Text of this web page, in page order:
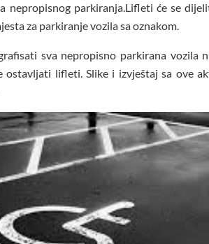
nepropisnog parkiranja.Lifleti će se
za parkiranje vozila sa oznakom.
sva nepropisno parkirana vozila
ostavljati lifleti. Slike i izvještaj sa ove